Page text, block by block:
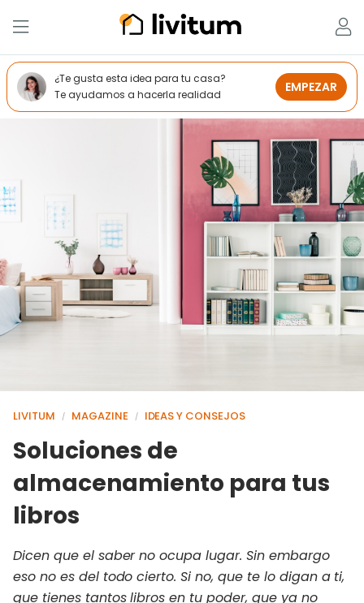
LIVITUM / MAGAZINE / IDEAS Y CONSEJOS
Soluciones de
almacenamiento para tus
libros
Dicen que el saber no ocupa lugar. Sin embargo
eso no es del todo cierto. Si no, que te lo digan a ti,
que tienes tantos libros en tu poder, que ya no
¿Te gusta esta idea para tu casa?
Te ayudamos a hacerla realidad
EMPEZAR